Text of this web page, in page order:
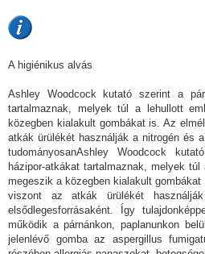
A higiénikus alvás
Ashley Woodcock kutató szerint a
tartalmaznak, melyek túl a lehullott
közegben kialakult gombákat is. Az
atkák ürülékét használják a nitrogén és
tudományosanAshley Woodcock
házipor-atkákat tartalmaznak, melyek túl
megeszik a közegben kialakult
viszont az atkák ürülékét
elsődlegesforrásaként. Így
működik a párnánkon, paplanunkon
jelenlévő gomba az aspergillus